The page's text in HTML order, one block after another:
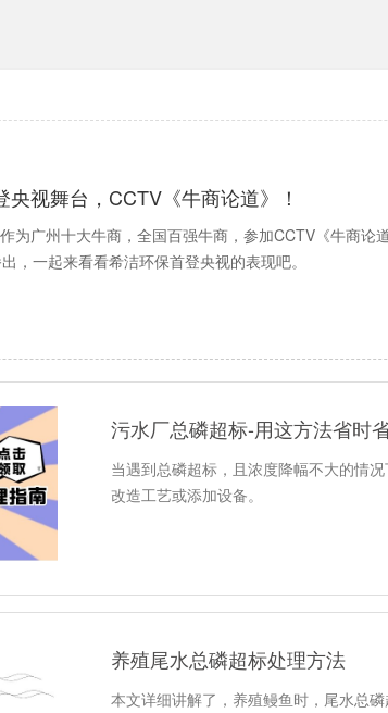
央视舞台，CCTV《牛商论道》！
为广州十大牛商，全国百强牛商，参加CCTV《牛商论
，一起来看看希洁环保首登央视的表现吧。
污水厂总磷超标-用这方法省时
当遇到总磷超标，且浓度降幅不大的情
改造工艺或添加设备。
养殖尾水总磷超标处理方法
本文详细讲解了，养殖鳗鱼时，尾水总